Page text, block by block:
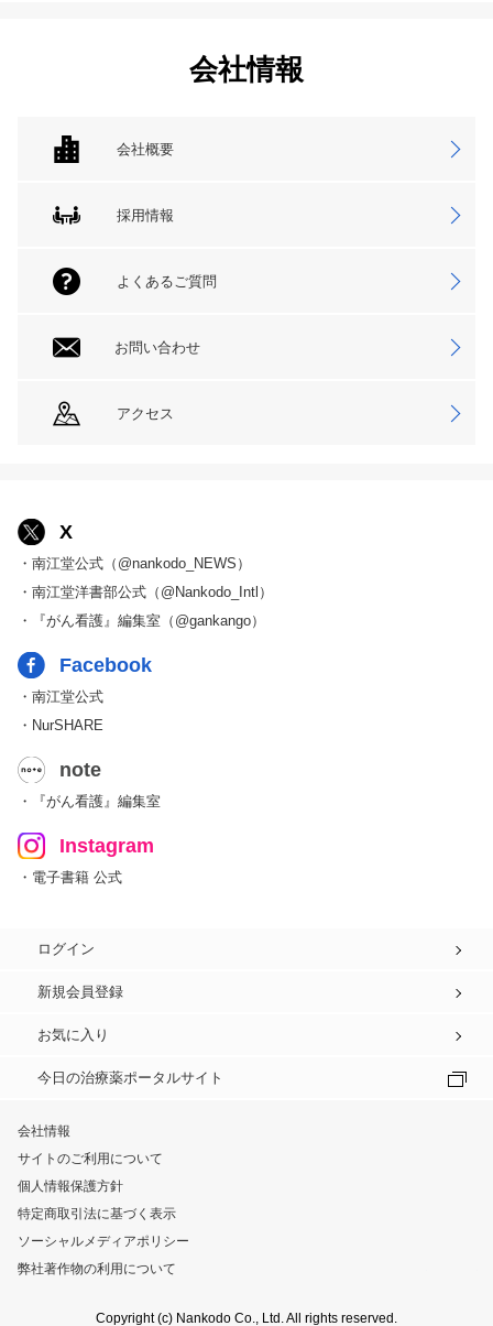
会社情報
会社概要
採用情報
よくあるご質問
お問い合わせ
アクセス
X
・南江堂公式（@nankodo_NEWS）
・南江堂洋書部公式（@Nankodo_Intl）
・『がん看護』編集室（@gankango）
Facebook
・南江堂公式
・NurSHARE
note
・『がん看護』編集室
Instagram
・電子書籍 公式
ログイン
新規会員登録
お気に入り
今日の治療薬ポータルサイト
会社情報
サイトのご利用について
個人情報保護方針
特定商取引法に基づく表示
ソーシャルメディアポリシー
弊社著作物の利用について
Copyright (c) Nankodo Co., Ltd. All rights reserved.